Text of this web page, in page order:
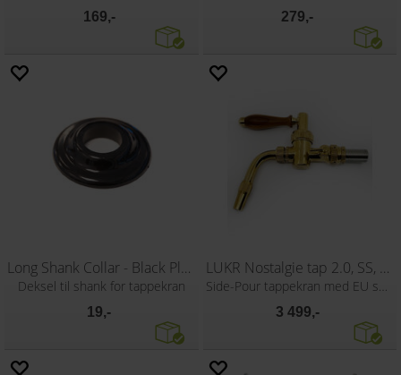
169,- 279,-
Long Shank Collar - Black Plastic
Deksel til shank for tappekran
19,-
LUKR Nostalgie tap 2.0, SS, TiN
3 499,-